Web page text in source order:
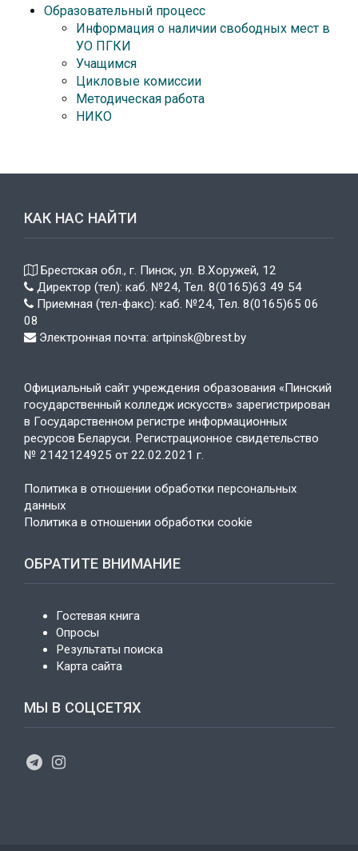
Образовательный процесс
Информация о наличии свободных мест в
УО ПГКИ
Учащимся
Цикловые комиссии
Методическая работа
НИКО
КАК НАС НАЙТИ
Брестская обл., г. Пинск, ул. В.Хоружей, 12
Директор (тел): каб. №24, Тел. 8(0165)63 49 54
Приемная (тел-факс): каб. №24, Тел. 8(0165)65 06
08
Электронная почта: artpinsk@brest.by
Официальный сайт учреждения образования «Пинский
государственный колледж искусств» зарегистрирован
в Государственном регистре информационных
ресурсов Беларуси. Регистрационное свидетельство
№ 2142124925 от 22.02.2021 г.
Политика в отношении обработки персональных
данных
Политика в отношении обработки cookie
ОБРАТИТЕ ВНИМАНИЕ
Гостевая книга
Опросы
Результаты поиска
Карта сайта
МЫ В СОЦСЕТЯХ